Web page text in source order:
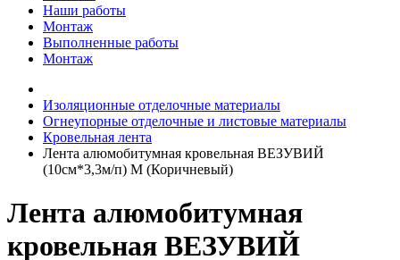
Наши работы
Монтаж
Выполненные работы
Монтаж
Изоляционные отделочные материалы
Огнеупорные отделочные и листовые материалы
Кровельная лента
Лента алюмобитумная кровельная ВЕЗУВИЙ
(10см*3,3м/п) М (Коричневый)
Лента алюмобитумная
кровельная ВЕЗУВИЙ